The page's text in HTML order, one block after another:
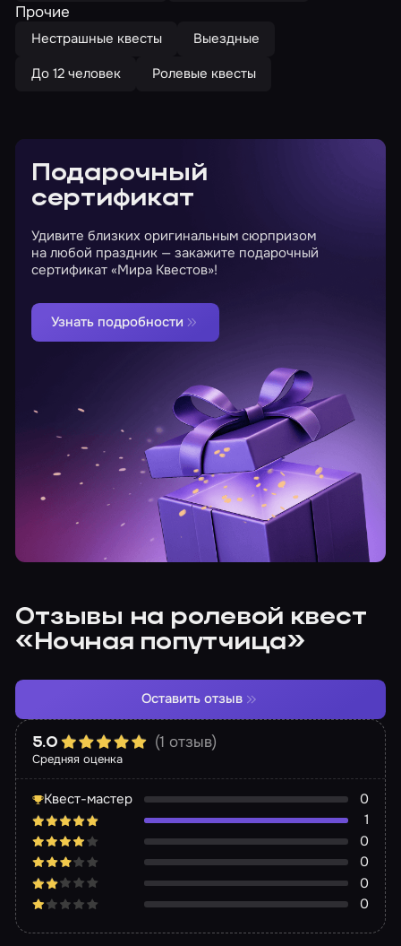
Прочие
Нестрашные квесты
Выездные
До 12 человек
Ролевые квесты
Подарочный
сертификат
Удивите близких оригинальным сюрпризом
на любой праздник — закажите подарочный
сертификат «Мира Квестов»!
Узнать подробности
Отзывы на ролевой квест
«Ночная попутчица»
Средняя оценка
5.0 (1 отзыв)
Квест-мастер
0
1
0
0
0
0
Оставить отзыв